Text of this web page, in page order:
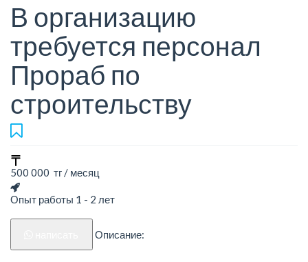
В организацию
требуется персонал
Прораб по
строительству
500 000 тг / месяц
Опыт работы 1 - 2 лет
Описание: